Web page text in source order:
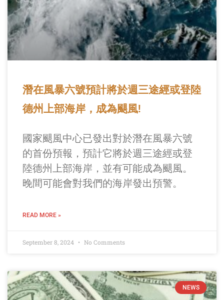
潛在風暴六號預計將於週三途經或登陸
德州上部海岸，成為颶風!
國家颶風中心已發出對於潛在風暴六號
的首份預報，預計它將於週三途經或登
陸德州上部海岸，並有可能成為颶風。
晚間可能會對我們的海岸發出預警。
READ MORE »
September 8, 2024 No Comments
NEWS